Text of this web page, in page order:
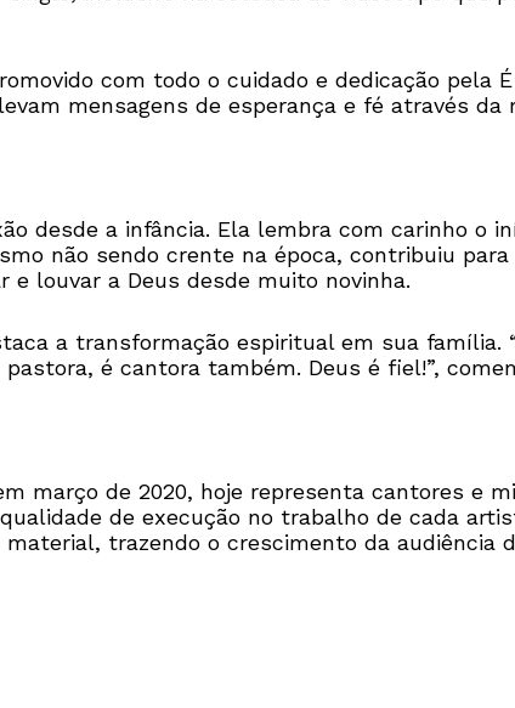
com todo o cuidado e dedicação pela
mensagens de esperança e fé através da
desde a infância. Ela lembra com carinho o
não sendo crente na época, contribuiu
louvar a Deus desde muito novinha.
a transformação espiritual em sua família.
é cantora também. Deus é fiel!”,
março de 2020, hoje representa cantores e
de execução no trabalho de cada
trazendo o crescimento da audiência